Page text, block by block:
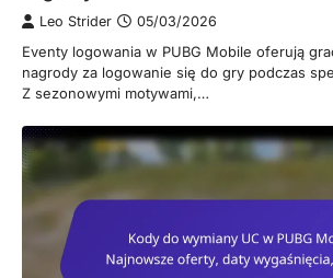
Leo Strider 05/03/2026
Eventy logowania w PUBG Mobile oferują
nagrody za logowanie się do gry podczas
Z sezonowymi motywami,…